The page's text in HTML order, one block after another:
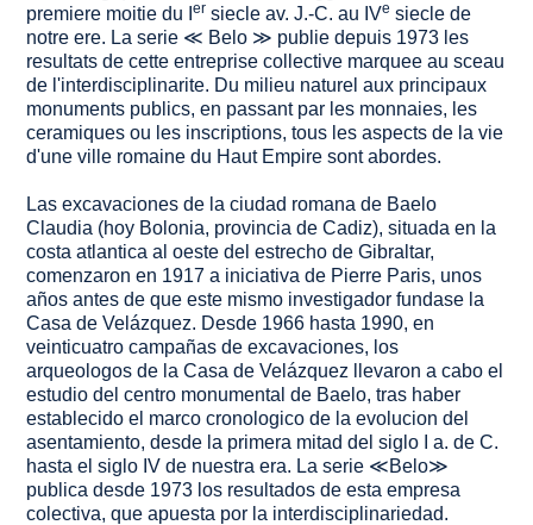
premiere moitie du Ier siecle av. J.-C. au IVe siecle de
notre ere. La serie ≪ Belo ≫ publie depuis 1973 les
resultats de cette entreprise collective marquee au sceau
de l'interdisciplinarite. Du milieu naturel aux principaux
monuments publics, en passant par les monnaies, les
ceramiques ou les inscriptions, tous les aspects de la vie
d'une ville romaine du Haut Empire sont abordes.
Las excavaciones de la ciudad romana de Baelo
Claudia (hoy Bolonia, provincia de Cadiz), situada en la
costa atlantica al oeste del estrecho de Gibraltar,
comenzaron en 1917 a iniciativa de Pierre Paris, unos
años antes de que este mismo investigador fundase la
Casa de Velázquez. Desde 1966 hasta 1990, en
veinticuatro campañas de excavaciones, los
arqueologos de la Casa de Velázquez llevaron a cabo el
estudio del centro monumental de Baelo, tras haber
establecido el marco cronologico de la evolucion del
asentamiento, desde la primera mitad del siglo I a. de C.
hasta el siglo IV de nuestra era. La serie ≪Belo≫
publica desde 1973 los resultados de esta empresa
colectiva, que apuesta por la interdisciplinariedad.